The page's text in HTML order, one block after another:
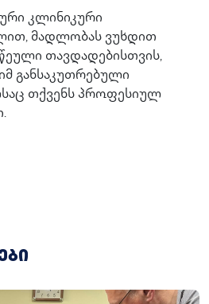
კლინიკური
მადლობას ვუხდით
თავდადებისთვის,
განსაკუთრებული
თქვენს პროფესიულ